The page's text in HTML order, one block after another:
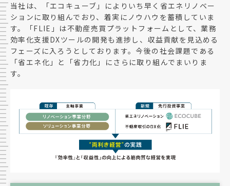
当社は、「エコキューブ」によりいち早く省エネリノベー
ションに取り組んでおり、着実にノウハウを蓄積していま
す。「FLIE」は不動産売買プラットフォームとして、業務
効率化支援DXツールの開発も進捗し、収益貢献を見込める
フェーズに入ろうとしております。今後の社会課題である
「省エネ化」と「省力化」にさらに取り組んでまいりま
す。